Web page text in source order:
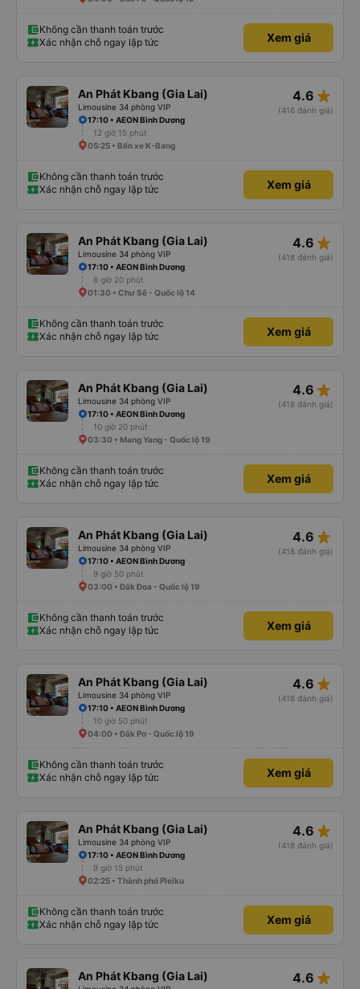
Không cần thanh toán trước
Xác nhận chỗ ngay lập tức
Xem giá
An Phát Kbang (Gia Lai)
Limousine 34 phòng VIP
4.6 star_rate
(418 đánh giá)
17:10 • AEON Bình Dương
12 giờ 15 phút
05:25 • Bến xe K-Bang
Không cần thanh toán trước
Xác nhận chỗ ngay lập tức
Xem giá
An Phát Kbang (Gia Lai)
Limousine 34 phòng VIP
4.6 star_rate
(418 đánh giá)
17:10 • AEON Bình Dương
8 giờ 20 phút
01:30 • Chư Sê - Quốc lộ 14
Không cần thanh toán trước
Xác nhận chỗ ngay lập tức
Xem giá
An Phát Kbang (Gia Lai)
Limousine 34 phòng VIP
4.6 star_rate
(418 đánh giá)
17:10 • AEON Bình Dương
10 giờ 20 phút
03:30 • Mang Yang - Quốc lộ 19
Không cần thanh toán trước
Xác nhận chỗ ngay lập tức
Xem giá
An Phát Kbang (Gia Lai)
Limousine 34 phòng VIP
4.6 star_rate
(418 đánh giá)
17:10 • AEON Bình Dương
9 giờ 50 phút
03:00 • Đăk Đoa - Quốc lộ 19
Không cần thanh toán trước
Xác nhận chỗ ngay lập tức
Xem giá
An Phát Kbang (Gia Lai)
Limousine 34 phòng VIP
4.6 star_rate
(418 đánh giá)
17:10 • AEON Bình Dương
10 giờ 50 phút
04:00 • Đắk Pơ - Quốc lộ 19
Không cần thanh toán trước
Xác nhận chỗ ngay lập tức
Xem giá
An Phát Kbang (Gia Lai)
Limousine 34 phòng VIP
4.6 star_rate
(418 đánh giá)
17:10 • AEON Bình Dương
9 giờ 15 phút
02:25 • Thành phố Pleiku
Không cần thanh toán trước
Xác nhận chỗ ngay lập tức
Xem giá
An Phát Kbang (Gia Lai) 4.6 star_rate